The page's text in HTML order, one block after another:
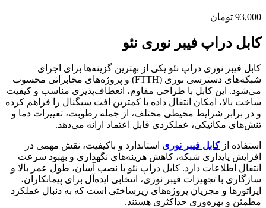
93,000 تومان
کابل دراپ فیبر نوری نئو
کابل فیبر نوری دراپ نئو یکی از بهترین گزینه‌ها برای اجرای
شبکه‌های دسترسی نوری (FTTH) و پروژه‌های مخابراتی محسوب
می‌شود. این کابل با طراحی مقاوم، انعطاف‌پذیری مناسب و کیفیت
ساخت بالا، امکان انتقال داده با کمترین افت سیگنال را فراهم کرده
و در برابر شرایط محیطی مختلف، از جمله رطوبت، تغییرات دما و
تنش‌های مکانیکی، عملکردی قابل اعتماد ارائه می‌دهد.
استفاده از کابل فیبر نوری استاندارد و باکیفیت، نقش مهمی در
افزایش پایداری شبکه، کاهش هزینه‌های نگهداری و بهبود سرعت
انتقال اطلاعات دارد. کابل دراپ نئو با نصب آسان، طول عمر بالا و
سازگاری با تجهیزات فیبر نوری، انتخابی ایده‌آل برای پیمانکاران،
اپراتورها و مجریان پروژه‌های زیرساختی است که به دنبال عملکرد
مطمئن و بهره‌وری حداکثری هستند.